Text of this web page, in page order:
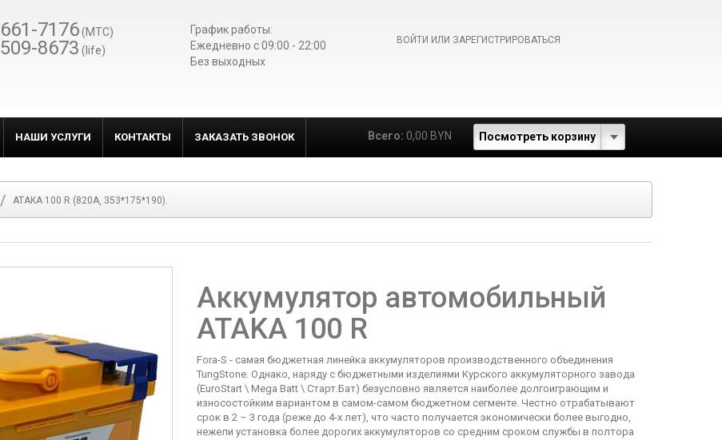
661-7176(МТС)
509-8673 (life)
График работы:
Ежедневно c 09:00 - 22:00
Без выходных
ВОЙТИ ИЛИ ЗАРЕГИСТРИРОВАТЬСЯ
НАШИ УСЛУГИ КОНТАКТЫ ЗАКАЗАТЬ ЗВОНОК Всего: 0,00 BYN Посмотреть корзину
ATAKA 100 R (820A, 353*175*190).
Аккумулятор автомобильный
ATAKA 100 R
Fora-S - cамая бюджетная линейка аккумуляторов производственного объединения
TungStone. Однако, наряду с бюджетными изделиями Курского аккумуляторного завода
(EuroStart \ Mega Batt \ Старт.Бат) безусловно является наиболее долгоиграющим и
износостойким вариантом в самом-самом бюджетном сегменте. Честно отрабатывают
срок в 2 – 3 года (реже до 4-х лет), что часто получается экономически более выгодно,
нежели установка более дорогих аккумуляторов со средним сроком службы в полтора